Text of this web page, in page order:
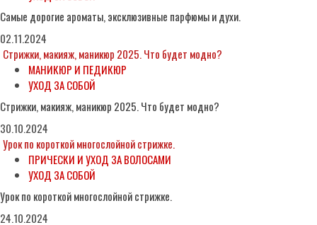
Самые дорогие ароматы, эксклюзивные парфюмы и духи.
02.11.2024
Стрижки, макияж, маникюр 2025. Что будет модно?
МАНИКЮР И ПЕДИКЮР
УХОД ЗА СОБОЙ
Стрижки, макияж, маникюр 2025. Что будет модно?
30.10.2024
Урок по короткой многослойной стрижке.
ПРИЧЕСКИ И УХОД ЗА ВОЛОСАМИ
УХОД ЗА СОБОЙ
Урок по короткой многослойной стрижке.
24.10.2024